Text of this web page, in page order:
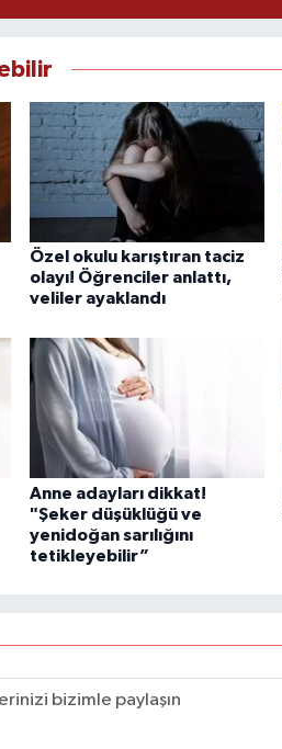
Özel okulu karıştıran taciz
olayı! Öğrenciler anlattı,
veliler ayaklandı
Anne adayları dikkat!
"Şeker düşüklüğü ve
yenidoğan sarılığını
tetikleyebilir”